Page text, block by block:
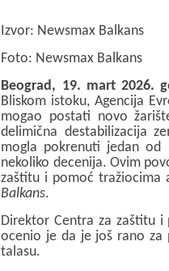
Izvor: Newsmax Balkans
Foto: Newsmax Balkans
Beograd, 19. mart 2026.
Bliskom istoku, Agencija
mogao postati novo
delimična destabilizacija
mogla pokrenuti jedan od
nekoliko decenija. Ovim
zaštitu i pomoć tražiocima
Balkans.
Direktor Centra za zaštitu
ocenio je da je još rano za
talasu.